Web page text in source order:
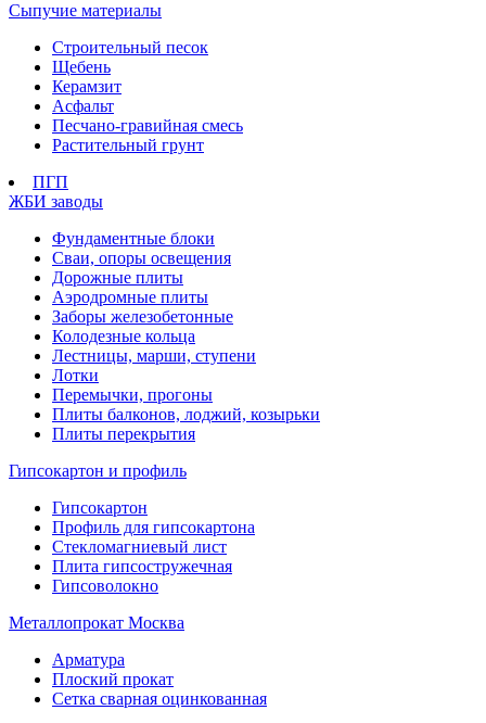
Сыпучие материалы
Строительный песок
Щебень
Керамзит
Асфальт
Песчано-гравийная смесь
Растительный грунт
ПГП
ЖБИ заводы
Фундаментные блоки
Сваи, опоры освещения
Дорожные плиты
Аэродромные плиты
Заборы железобетонные
Колодезные кольца
Лестницы, марши, ступени
Лотки
Перемычки, прогоны
Плиты балконов, лоджий, козырьки
Плиты перекрытия
Гипсокартон и профиль
Гипсокартон
Профиль для гипсокартона
Стекломагниевый лист
Плита гипсостружечная
Гипсоволокно
Металлопрокат Москва
Арматура
Плоский прокат
Сетка сварная оцинкованная